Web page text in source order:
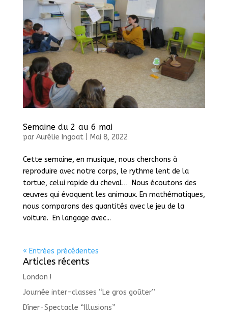
Semaine du 2 au 6 mai
par Aurélie Ingoat| Mai 8, 2022
Cette semaine, en musique, nous cherchons à
reproduire avec notre corps, le rythme lent de la
tortue, celui rapide du cheval… Nous écoutons des
œuvres qui évoquent les animaux. En mathématiques,
nous comparons des quantités avec le jeu de la
voiture. En langage avec...
« Entrées précédentes
Articles récents
London !
Journée inter-classes “Le gros goûter”
Dîner-Spectacle “Illusions”